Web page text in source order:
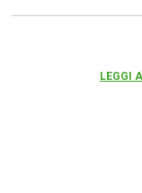
LEGGI